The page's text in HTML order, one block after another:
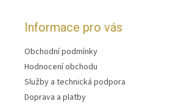
Informace pro vás
Obchodní podmínky
Hodnocení obchodu
Služby a technická podpora
Doprava a platby